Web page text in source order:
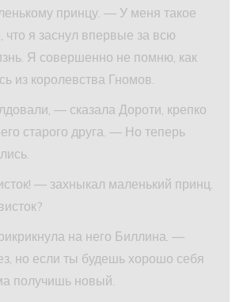
принцу. — У меня такое
что я заснул впервые за всю
Я совершенно не помню, как
из королевства Гномов.
— сказала Дороти, крепко
старого друга. — Но теперь
— захныкал маленький принц.
на него Биллина. —
но если ты будешь хорошо себя
получишь новый.